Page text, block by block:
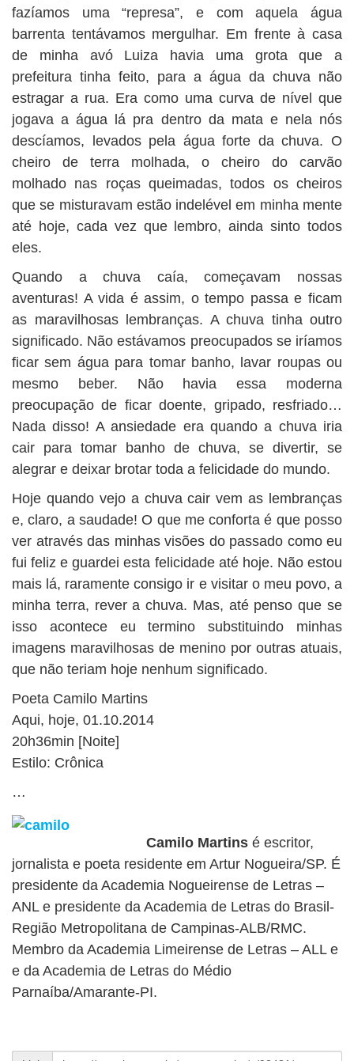
fazíamos uma “represa”, e com aquela água
barrenta tentávamos mergulhar. Em frente à casa
de minha avó Luiza havia uma grota que a
prefeitura tinha feito, para a água da chuva não
estragar a rua. Era como uma curva de nível que
jogava a água lá pra dentro da mata e nela nós
descíamos, levados pela água forte da chuva. O
cheiro de terra molhada, o cheiro do carvão
molhado nas roças queimadas, todos os cheiros
que se misturavam estão indelével em minha mente
até hoje, cada vez que lembro, ainda sinto todos
eles.
Quando a chuva caía, começavam nossas
aventuras! A vida é assim, o tempo passa e ficam
as maravilhosas lembranças. A chuva tinha outro
significado. Não estávamos preocupados se iríamos
ficar sem água para tomar banho, lavar roupas ou
mesmo beber. Não havia essa moderna
preocupação de ficar doente, gripado, resfriado…
Nada disso! A ansiedade era quando a chuva iria
cair para tomar banho de chuva, se divertir, se
alegrar e deixar brotar toda a felicidade do mundo.
Hoje quando vejo a chuva cair vem as lembranças
e, claro, a saudade! O que me conforta é que posso
ver através das minhas visões do passado como eu
fui feliz e guardei esta felicidade até hoje. Não estou
mais lá, raramente consigo ir e visitar o meu povo, a
minha terra, rever a chuva. Mas, até penso que se
isso acontece eu termino substituindo minhas
imagens maravilhosas de menino por outras atuais,
que não teriam hoje nenhum significado.
Poeta Camilo Martins
Aqui, hoje, 01.10.2014
20h36min [Noite]
Estilo: Crônica
…
Camilo Martins é escritor,
jornalista e poeta residente em Artur Nogueira/SP. É
presidente da Academia Nogueirense de Letras –
ANL e presidente da Academia de Letras do Brasil-
Região Metropolitana de Campinas-ALB/RMC.
Membro da Academia Limeirense de Letras – ALL e
e da Academia de Letras do Médio
Parnaíba/Amarante-PI.